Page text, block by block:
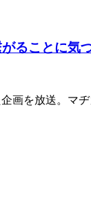
ることに気
を放送。マ